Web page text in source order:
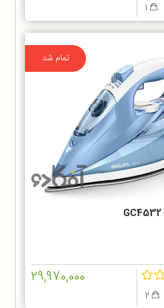
تمام شد
29,970,000